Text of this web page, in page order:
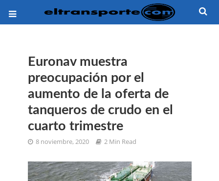
Euronav muestra
preocupación por el
aumento de la oferta de
tanqueros de crudo en el
cuarto trimestre
8 noviembre, 2020 2 Min Read